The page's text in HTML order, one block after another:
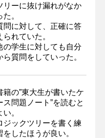
リーに抜け漏れがなか
た。
問に対して、正確に答
られていた。
の学生に対しても自分
ら質問をしていった。
籍の”東大生が書いたケ
ス問題ノート”を読むと
い。
ジックツリーを書く練
をしたほうが良い。